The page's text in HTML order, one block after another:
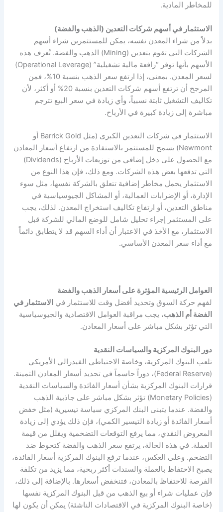
للمخاطر المادية.
الاستثمار في أسهم شركات التعدين (الذهب والفضة)
بدلاً من شراء المعدن نفسه، يمكن للمستثمرين شراء أسهم
الشركات التي تقوم بتعدين (Mining) الذهب والفضة. تُعرف هذه
الأسهم بأنها توفر “رافعة مالية تشغيلية” (Operational Leverage)
لسعر المعدن. بمعنى، إذا ارتفع سعر الذهب بنسبة 10%، فمن
المرجح أن ترتفع أسهم شركات التعدين بنسبة 20% أو أكثر، لأن
تكاليف التشغيل ثابتة نسبياً، وأي زيادة في سعر البيع تترجم
مباشرة إلى زيادة كبيرة في الأرباح.
الاستثمار في شركات التعدين الكبرى (مثل Barrick Gold أو
Newmont) يسمح للمستثمر بالاستفادة من ارتفاع أسعار المعادن
مع الحصول على دخل إضافي من توزيعات الأرباح (Dividends)
التي تدفعها بعض هذه الشركات. ومع ذلك، فإن هذا النوع من
الاستثمار يحمل مخاطر إضافية تتعلق بالشركة نفسها، مثل سوء
الإدارة، أو الإضرابات العمالية، أو المشاكل الجيوسياسية في
مناطق التعدين، أو ارتفاع تكاليف استخراج المعدن. لذلك، يجب
على المستثمر إجراء تحليل شامل للوضع المالي للشركة قبل
الاستثمار، مع الأخذ في الاعتبار أن أداء السهم قد لا يتطابق دائماً
مع أداء سعر المعدن الأساسي.
العوامل الرئيسية المؤثرة على أسعار الذهب والفضة
لفهم حركة السوق وتحديد أفضل وقت للاستثمار في الاستثمار في
الفضة أم الذهب، يجب مراقبة العوامل الاقتصادية والجيوسياسية
التي تؤثر بشكل مباشر على أسعار المعادن.
دور البنوك المركزية والسياسات النقدية
تلعب البنوك المركزية، وخاصة الاحتياطي الفيدرالي الأمريكي
(Federal Reserve)، دوراً حاسماً في تحديد أسعار المعادن الثمينة.
قرارات البنوك المركزية بشأن أسعار الفائدة والسياسات النقدية
(Monetary Policies) تؤثر بشكل مباشر على جاذبية الذهب
والفضة. عندما يتبنى البنك المركزي سياسة تيسيرية (مثل خفض
أسعار الفائدة أو زيادة التيسير الكمي)، فإن ذلك يؤدي إلى زيادة
المعروض النقدي، مما يرفع التوقعات التضخمية ويقلل من قيمة
العملة. في هذه الحالة، يرتفع سعر الذهب والفضة كتحوط ضد
التضخم. وعلى العكس، عندما ترفع البنوك المركزية أسعار الفائدة،
يصبح الاحتفاظ بالعملة والسندات أكثر ربحية، مما يزيد من تكلفة
الفرصة للاحتفاظ بالمعادن، فتنخفض أسعارها. بالإضافة إلى ذلك،
فإن عمليات شراء أو بيع الذهب من قبل البنوك المركزية نفسها
(خاصة البنوك المركزية في الاقتصادات الناشئة) يمكن أن يكون لها